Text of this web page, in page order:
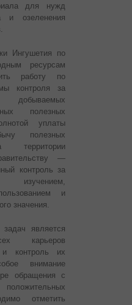
для нужд
и озеленения
Ингушетия по
ресурсам
работу по
контроля за
полезных
уплаты
полезных
территории
—
контроль за
изучением,
и
значения.
является
карьеров
и контроль их
внимание
обращения с
отметить